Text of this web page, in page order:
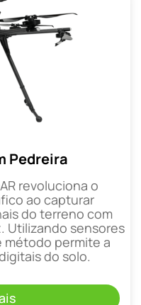
Pedreira
revoluciona o
ao capturar
do terreno com
Utilizando sensores
método permite a
do solo.